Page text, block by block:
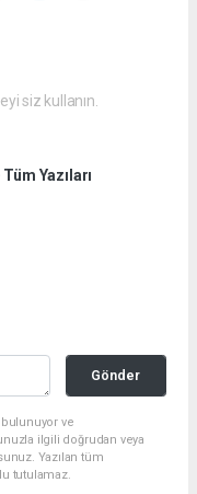
siz kullanın.
Yazıları
Gönder
bulunuyor ve
ilgili doğrudan veya
Yazılan tüm
tutulamaz.